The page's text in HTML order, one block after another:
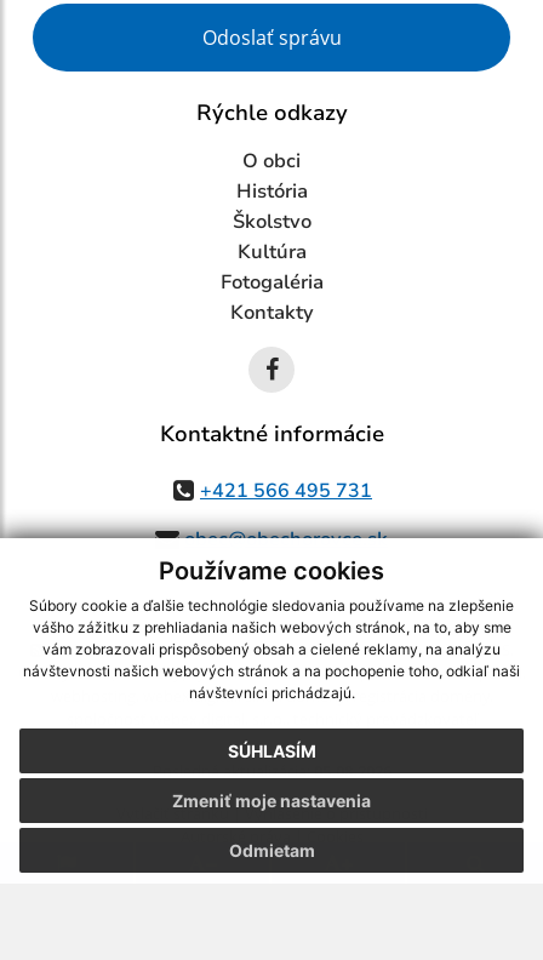
Používame cookies
Súbory cookie a ďalšie technológie sledovania používame na zlepšenie
vášho zážitku z prehliadania našich webových stránok, na to, aby sme
vám zobrazovali prispôsobený obsah a cielené reklamy, na analýzu
návštevnosti našich webových stránok a na pochopenie toho, odkiaľ naši
návštevníci prichádzajú.
SÚHLASÍM
Odmietam
Zmeniť moje nastavenia
Google reCaptcha Response
Odoslať správu
Rýchle odkazy
O obci
História
Školstvo
Kultúra
Fotogaléria
Kontakty
Kontaktné informácie
+421 566 495 731
obec@obechorovce.sk
využite možnosť získavania aktuálnych informácií s využitím RSS
CMS systém (redakčný) systém ECHELON 2,Mapa stránok,web portál
webex.digital, s.r.o.,domény,registrácia domény
Posledná aktualizácia:05.08.2026
Vytlačiť stránku|Vyhlásenie o prístupnosti